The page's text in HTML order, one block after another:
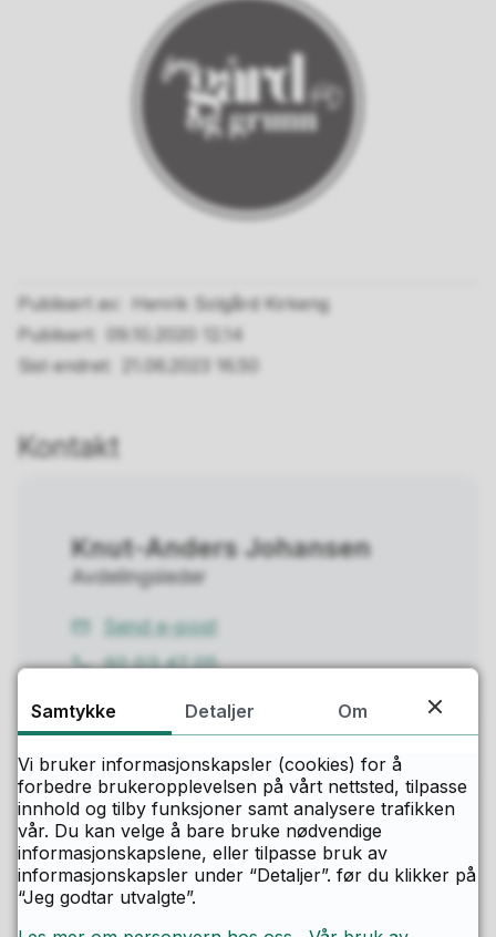
Publisert av
Henrik Solgård Kirkeng
Publisert
09.10.2020 12.14
Sist endret
21.06.2023 16.50
Kontakt
Knut-Anders Johansen
Avdelingsleder
E-
post
Send e-post
92 03 47 05
Ann-Kristin Lund
Lærer
Samtykke Detaljer Om
Vi bruker informasjonskapsler (cookies) for å
forbedre brukeropplevelsen på vårt nettsted, tilpasse
innhold og tilby funksjoner samt analysere trafikken
vår. Du kan velge å bare bruke nødvendige
informasjonskapslene, eller tilpasse bruk av
informasjonskapsler under “Detaljer”. før du klikker på
“Jeg godtar utvalgte”.